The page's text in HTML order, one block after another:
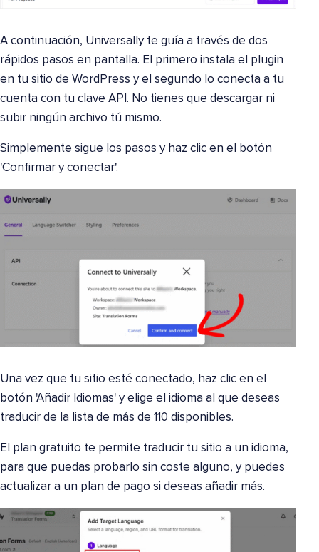
A continuación, Universally te guía a través de dos
rápidos pasos en pantalla. El primero instala el plugin
en tu sitio de WordPress y el segundo lo conecta a tu
cuenta con tu clave API. No tienes que descargar ni
subir ningún archivo tú mismo.
Simplemente sigue los pasos y haz clic en el botón
'Confirmar y conectar'.
Una vez que tu sitio esté conectado, haz clic en el
botón 'Añadir Idiomas' y elige el idioma al que deseas
traducir de la lista de más de 110 disponibles.
El plan gratuito te permite traducir tu sitio a un idioma,
para que puedas probarlo sin coste alguno, y puedes
actualizar a un plan de pago si deseas añadir más.